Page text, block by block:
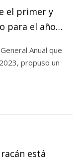
el primer y
para el año
Anual que
propuso un
está